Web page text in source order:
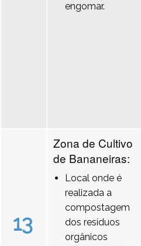
engomar.
13
Zona de Cultivo
de Bananeiras:
Local onde é
realizada a
compostagem
dos resíduos
orgânicos